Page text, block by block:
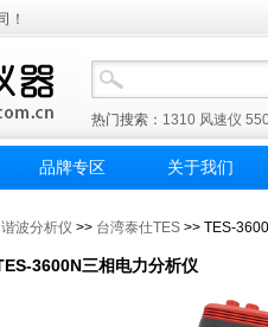
！
热门搜索： 1310 风速仪
品牌专区 关于我们
波分析仪 >> 台湾泰仕TES >> TES-
3600N三相电力分析仪